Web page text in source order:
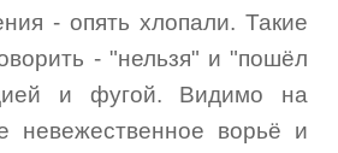
- опять хлопали. Такие
- "нельзя" и "пошёл
и фугой. Видимо на
невежественное ворьё и